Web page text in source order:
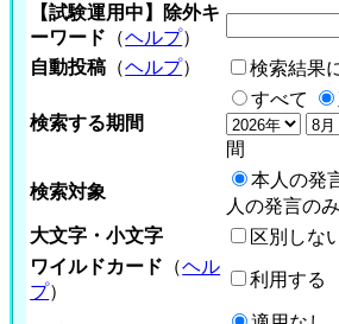
【試験運用中】除外キ
ーワード （ヘルプ）
自動投稿 （ヘルプ） 検索結果
検索する期間
すべて
間
検索対象
本人の発
人の発言のみ
大文字・小文字
区別しな
ワイルドカード （ヘル
プ）
利用する